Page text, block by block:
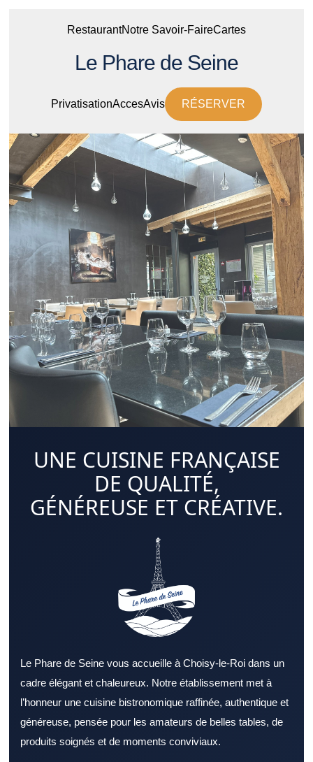
RestaurantNotre Savoir-FaireCartes
Le Phare de Seine
PrivatisationAccesAvis RÉSERVER
UNE CUISINE FRANÇAISE
DE QUALITÉ,
GÉNÉREUSE ET CRÉATIVE.
Le Phare de Seine vous accueille à Choisy-le-Roi dans un
cadre élégant et chaleureux. Notre établissement met à
l’honneur une cuisine bistronomique raffinée, authentique et
généreuse, pensée pour les amateurs de belles tables, de
produits soignés et de moments conviviaux.